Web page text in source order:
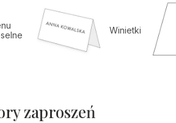
Winietki
zaproszeń